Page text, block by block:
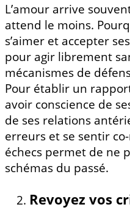
L’amour arrive
attend le moins.
s’aimer et accepter
pour agir librement
mécanismes de
Pour établir un
avoir conscience de
de ses relations
erreurs et se sentir
échecs permet de ne
schémas du passé.
Revoyez vos